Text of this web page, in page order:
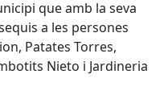
que amb la seva
a les persones
Patates Torres,
Nieto i Jardineria